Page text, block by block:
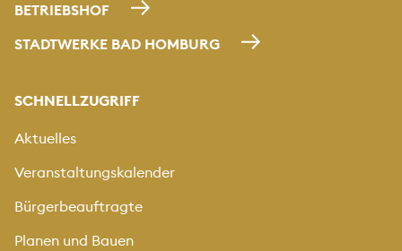
BETRIEBSHOF
STADTWERKE BAD HOMBURG
SCHNELLZUGRIFF
Aktuelles
Veranstaltungskalender
Bürgerbeauftragte
Planen und Bauen